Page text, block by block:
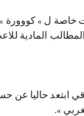
حاليا عن
».